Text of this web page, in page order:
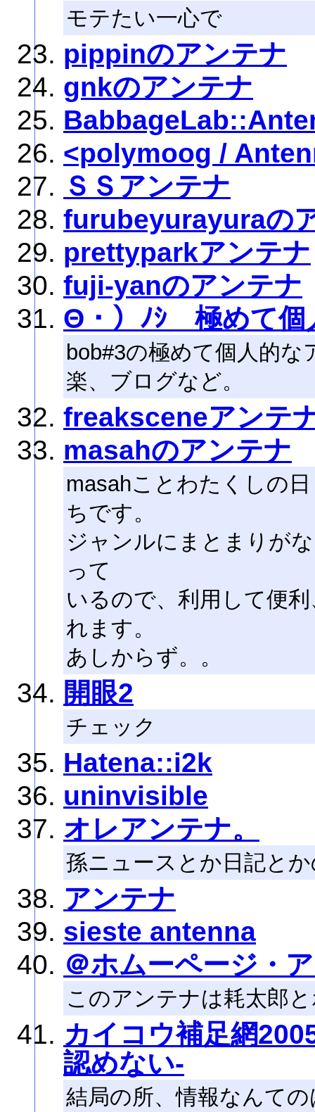
モテたい一心で
pippinのアンテナ
gnkのアンテナ
<polymoog /
ＳＳアンテナ
furubeyurayuraの
prettyparkアンテナ
fuji-yanのアンテナ
Θ・）ﾉｼ 極めて個
bob#3の極めて個人的
楽、ブログなど。
freaksceneアンテ
masahのアンテナ
masahことわたくしの
ちです。
ジャンルにまとまりが
って
いるので、利用して便
れます。
あしからず。。
開眼2
チェック
Hatena::i2k
uninvisible
オレアンテナ。
孫ニュースとか日記と
アンテナ
sieste antenna
＠ホムーページ・
このアンテナは耗太郎
カイコウ補足網
認めない-
結局の所、情報なんて